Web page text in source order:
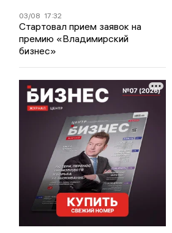
03/08 17:32
Стартовал прием заявок на
премию «Владимирский
бизнес»